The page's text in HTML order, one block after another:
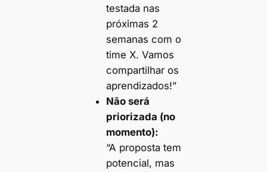
testada nas
próximas 2
semanas com o
time X. Vamos
compartilhar os
aprendizados!”
Não será
priorizada (no
momento):
“A proposta tem
potencial, mas